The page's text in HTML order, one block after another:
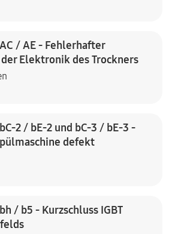
/ AE - Fehlerhafter
Elektronik des Trockners
2 / bE-2 und bC-3 / bE-3 -
defekt
/ b5 - Kurzschluss IGBT